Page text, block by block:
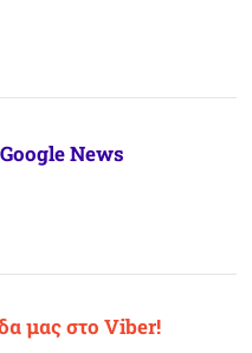
News
μας στο Viber!